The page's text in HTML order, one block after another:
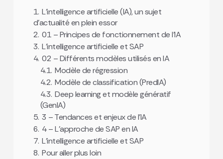
1. L’intelligence artificielle (IA), un sujet
d’actualité en plein essor
2. 01 – Principes de fonctionnement de l’IA
3. L’intelligence artificielle et SAP
4. 02 – Différents modèles utilisés en IA
4.1. Modèle de régression
4.2. Modèle de classification (PredIA)
4.3. Deep learning et modèle génératif
(GenIA)
5. 3 – Tendances et enjeux de l’IA
6. 4 – L’approche de SAP en IA
7. L’intelligence artificielle et SAP
8. Pour aller plus loin